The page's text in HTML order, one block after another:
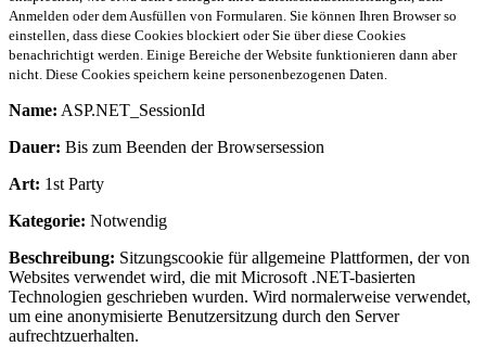
Anmelden oder dem Ausfüllen von Formularen. Sie können Ihren Browser so
einstellen, dass diese Cookies blockiert oder Sie über diese Cookies
benachrichtigt werden. Einige Bereiche der Website funktionieren dann aber
nicht. Diese Cookies speichern keine personenbezogenen Daten.
Name: ASP.NET_SessionId
Dauer: Bis zum Beenden der Browsersession
Art: 1st Party
Kategorie: Notwendig
Beschreibung: Sitzungscookie für allgemeine Plattformen, der von
Websites verwendet wird, die mit Microsoft .NET-basierten
Technologien geschrieben wurden. Wird normalerweise verwendet,
um eine anonymisierte Benutzersitzung durch den Server
aufrechtzuerhalten.